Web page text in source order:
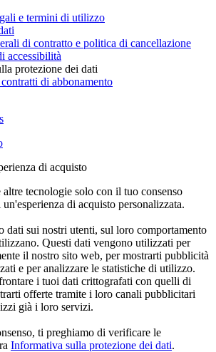
e termini di utilizzo
di contratto e politica di cancellazione
accessibilità
protezione dei dati
di abbonamento
di acquisto
tecnologie solo con il tuo consenso
di acquisto personalizzata.
dati sui nostri utenti, sul loro comportamento
Questi dati vengono utilizzati per
il nostro sito web, per mostrarti pubblicità
e per analizzare le statistiche di utilizzo.
i tuoi dati crittografati con quelli di
offerte tramite i loro canali pubblicitari
già i loro servizi.
ti preghiamo di verificare le
Informativa sulla protezione dei dati.